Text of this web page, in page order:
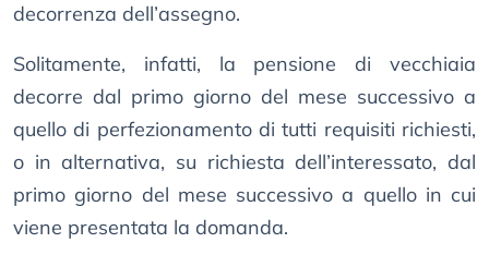
decorrenza dell’assegno.
Solitamente, infatti, la pensione di vecchiaia
decorre dal primo giorno del mese successivo a
quello di perfezionamento di tutti requisiti richiesti,
o in alternativa, su richiesta dell’interessato, dal
primo giorno del mese successivo a quello in cui
viene presentata la domanda.